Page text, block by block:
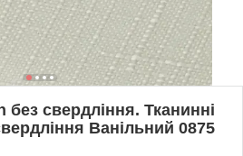
свердління. Тканинні
Ванільний 0875